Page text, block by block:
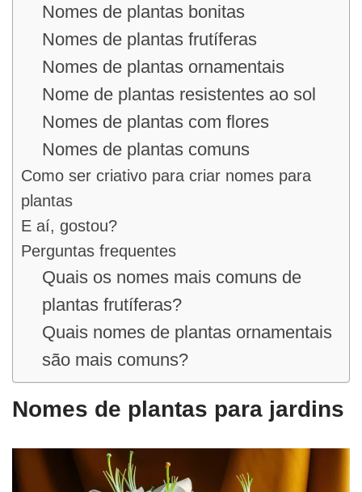
Nomes de plantas bonitas
Nomes de plantas frutíferas
Nomes de plantas ornamentais
Nome de plantas resistentes ao sol
Nomes de plantas com flores
Nomes de plantas comuns
Como ser criativo para criar nomes para
plantas
E aí, gostou?
Perguntas frequentes
Quais os nomes mais comuns de
plantas frutíferas?
Quais nomes de plantas ornamentais
são mais comuns?
Nomes de plantas para jardins